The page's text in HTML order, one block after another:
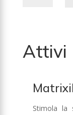
Attivi
Matrixil
Stimola la